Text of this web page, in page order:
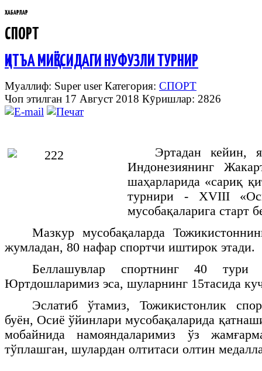
ХАБАРЛАР
СПОРТ
ҚИТЪА МИҚЁСИДАГИ НУФУЗЛИ ТУРНИР
Муаллиф: Super userКатегория: СПОРТ
Чоп этилган 17 Август 2018 Кӯришлар: 2826
Эртадан кейин,
Индонезиянинг
шаҳарларида «сариқ
турнири - XVIII
мусобақаларига старт
Мазкур мусобақаларда
жумладан, 80 нафар спортчи иштирок этади.
Беллашувлар спортнинг 40 тури
Юртдошларимиз эса, шуларнинг 15тасида
Эслатиб ўтамиз, Тожикистонлик
буён, Осиё ўйинлари мусобақаларида
мобайнида намояндаларимиз ўз
тўплашган, шулардан олтитаси олтин